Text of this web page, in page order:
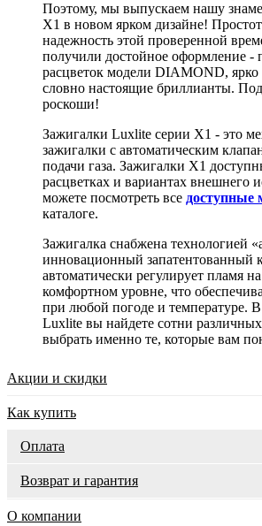
Поэтому, мы выпускаем нашу
X1 в новом ярком дизайне!
надежность этой проверенной
получили достойное оформление -
расцветок модели DIAMOND, ярко
словно настоящие бриллианты.
роскоши!
Зажигалки Luxlite серии X1 - это
зажигалки с автоматическим
подачи газа. Зажигалки X1
расцветках и вариантах внешнего
можете посмотреть все доступные
каталоге.
Зажигалка снабжена технологией
инновационный запатентованный
автоматически регулирует пламя
комфортном уровне, что
при любой погоде и температуре. В
Luxlite вы найдете сотни
выбрать именно те, которые вам
Акции и скидки
Как купить
Оплата
Возврат и гарантия
О компании